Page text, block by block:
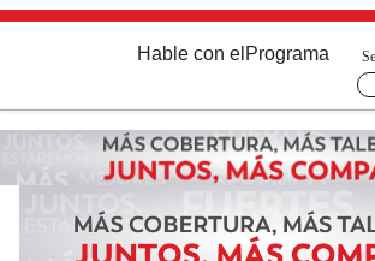
Hable con el Programa